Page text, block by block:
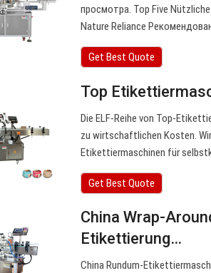
просмотра. Top Five
Nature Reliance
Get Best Quote
Top
Die ELF-Reihe von Top-
zu wirtschaftlichen Kosten.
Etikettiermaschinen für
Get Best Quote
China Wrap-
Etikettierung…
China Rundum-